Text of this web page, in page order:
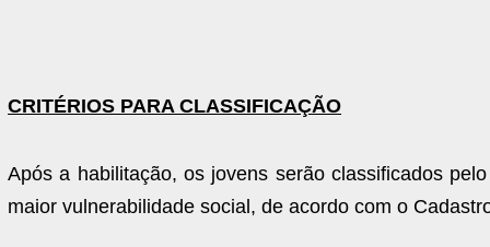
CRITÉRIOS PARA CLASSIFICAÇÃO
Após a habilitação, os jovens serão classificados
maior vulnerabilidade social, de acordo com o